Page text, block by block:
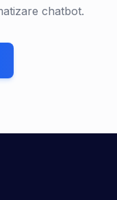
chatbot.